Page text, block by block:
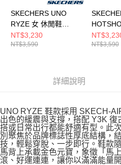
SKECHERS UNO
RYZE 女 休閒鞋
177606LTGY
NT$3,230
NT$3,590
CNY 女
NT$3,590
詳細說明
UNO RYZE 鞋款採用 SKECH-
出色的緩震與支撐，搭配 Y3K
搭或日常出行都能舒適有型。此
別聚焦於品牌標誌性厚底結構，
技，輕鬆穿脫、一步即行。鞋款
馬背上承載金色元寶，象徵「馬
滾、好運連連，讓你以滿滿能量